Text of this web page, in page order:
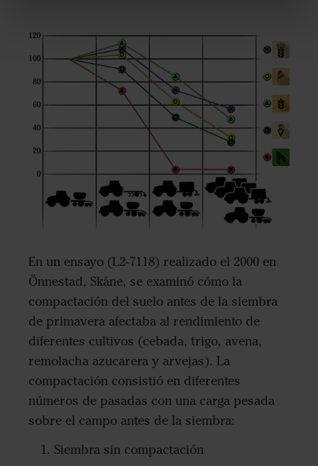
En un ensayo (L2-7118) realizado el 2000 en
Önnestad, Skåne, se examinó cómo la
compactación del suelo antes de la siembra
de primavera afectaba al rendimiento de
diferentes cultivos (cebada, trigo, avena,
remolacha azucarera y arvejas). La
compactación consistió en diferentes
números de pasadas con una carga pesada
sobre el campo antes de la siembra:
Siembra sin compactación